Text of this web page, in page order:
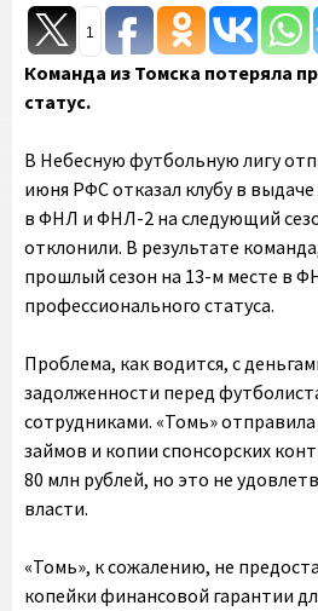
1
Команда из Томска потеряла
статус.
В Небесную футбольную лигу
июня РФС отказал клубу в выдаче
в ФНЛ и ФНЛ-2 на следующий
отклонили. В результате
прошлый сезон на 13-м месте в
профессионального статуса.
Проблема, как водится, с
задолженности перед
сотрудниками. «Томь»
займов и копии спонсорских
80 млн рублей, но это не
власти.
«Томь», к сожалению, не
копейки финансовой гарантии